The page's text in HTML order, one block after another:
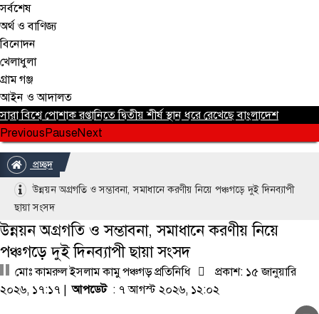
সর্বশেষ
অর্থ ও বাণিজ্য
বিনোদন
খেলাধুলা
গ্রাম গঞ্জ
আইন ও আদালত
সারা বিশ্বে পোশাক রপ্তানিতে দ্বিতীয় শীর্ষ স্থান ধরে রেখেছে বাংলাদেশ
PreviousPauseNext
প্রচ্ছদ
উন্নয়ন অগ্রগতি ও সম্ভাবনা, সমাধানে করণীয় নিয়ে পঞ্চগড়ে দুই দিনব্যাপী
ছায়া সংসদ
উন্নয়ন অগ্রগতি ও সম্ভাবনা, সমাধানে করণীয় নিয়ে
পঞ্চগড়ে দুই দিনব্যাপী ছায়া সংসদ
মোঃ কামরুল ইসলাম কামু পঞ্চগড় প্রতিনিধি
প্রকাশ: ১৫ জানুয়ারি
২০২৬, ১৭:১৭ |আপডেট: ৭ আগস্ট ২০২৬, ১২:০২